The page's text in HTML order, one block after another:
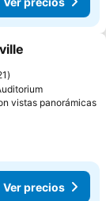
vistas panorámicas
Ver precios